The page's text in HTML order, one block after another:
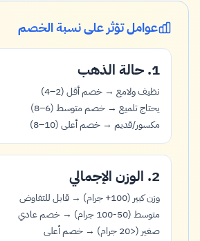
عوامل تؤثر على نسبة الخصم
1. حالة الذهب
نظيف ولامع → خصم أقل (2–4)
يحتاج تلميع → خصم متوسط (6–8)
مكسور/قديم → خصم أعلى (10–8)
2. الوزن الإجمالي
وزن كبير (100+ جرام) → قابل للتفاوض
متوسط (50-100 جرام) → خصم عادي
صغير (<20 جرام) → خصم أعلى